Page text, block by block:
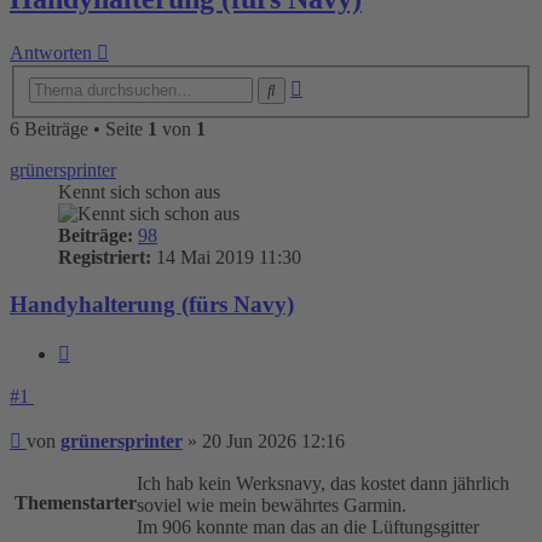
Antworten
6 Beiträge • Seite 1 von 1
grünersprinter
Kennt sich schon aus
Beiträge: 98
Registriert: 14 Mai 2019 11:30
Handyhalterung (fürs Navy)
#1
Beitrag
von grünersprinter » 20 Jun 2026 12:16
Themenstarter
Ich hab kein Werksnavy, das kostet dann jährlich
soviel wie mein bewährtes Garmin.
Im 906 konnte man das an die Lüftungsgitter